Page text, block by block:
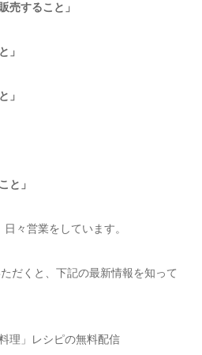
売すること」
」
」
と」
々営業をしています。
だくと、下記の最新情報を知って
理」レシピの無料配信